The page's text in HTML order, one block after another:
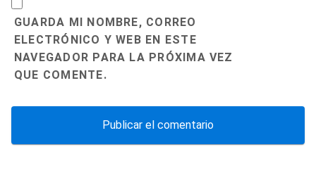
GUARDA MI NOMBRE, CORREO
ELECTRÓNICO Y WEB EN ESTE
NAVEGADOR PARA LA PRÓXIMA VEZ
QUE COMENTE.